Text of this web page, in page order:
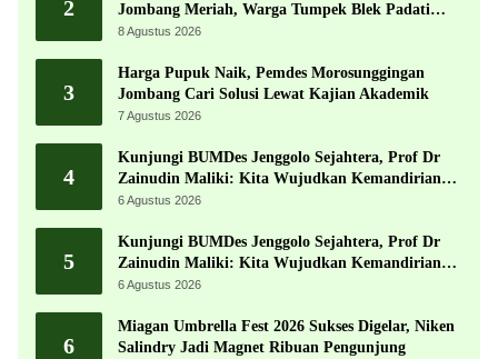
2
Jombang Meriah, Warga Tumpek Blek Padati
Karnaval Budaya
8 Agustus 2026
3
Harga Pupuk Naik, Pemdes Morosunggingan
Jombang Cari Solusi Lewat Kajian Akademik
7 Agustus 2026
4
Kunjungi BUMDes Jenggolo Sejahtera, Prof Dr
Zainudin Maliki: Kita Wujudkan Kemandirian
Ekonomi dengan Potensi Desa
6 Agustus 2026
5
Kunjungi BUMDes Jenggolo Sejahtera, Prof Dr
Zainudin Maliki: Kita Wujudkan Kemandirian
Ekonomi dengan Potensi Desa
6 Agustus 2026
6
Miagan Umbrella Fest 2026 Sukses Digelar, Niken
Salindry Jadi Magnet Ribuan Pengunjung